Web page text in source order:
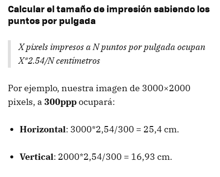
Calcular el tamaño de impresión sabiendo los
puntos por pulgada
X pixels impresos a N puntos por pulgada ocupan
X*2.54/N centímetros
Por ejemplo, nuestra imagen de 3000×2000
pixels, a 300pppocupará:
Horizontal: 3000*2,54/300 = 25,4 cm.
Vertical: 2000*2,54/300 = 16,93 cm.